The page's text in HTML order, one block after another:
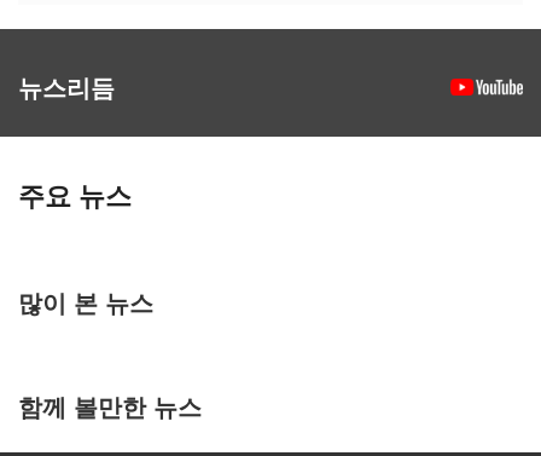
뉴스리듬
주요 뉴스
많이 본 뉴스
함께 볼만한 뉴스